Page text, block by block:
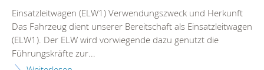
Einsatzleitwagen (ELW1) Verwendungszweck und Herkunft
Das Fahrzeug dient unserer Bereitschaft als Einsatzleitwagen
(ELW1). Der ELW wird vorwiegende dazu genutzt die
Führungskräfte zur...